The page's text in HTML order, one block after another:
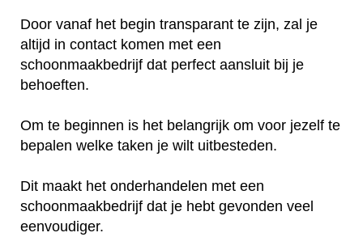
Door vanaf het begin transparant te zijn, zal je
altijd in contact komen met een
schoonmaakbedrijf dat perfect aansluit bij je
behoeften.
Om te beginnen is het belangrijk om voor jezelf te
bepalen welke taken je wilt uitbesteden.
Dit maakt het onderhandelen met een
schoonmaakbedrijf dat je hebt gevonden veel
eenvoudiger.